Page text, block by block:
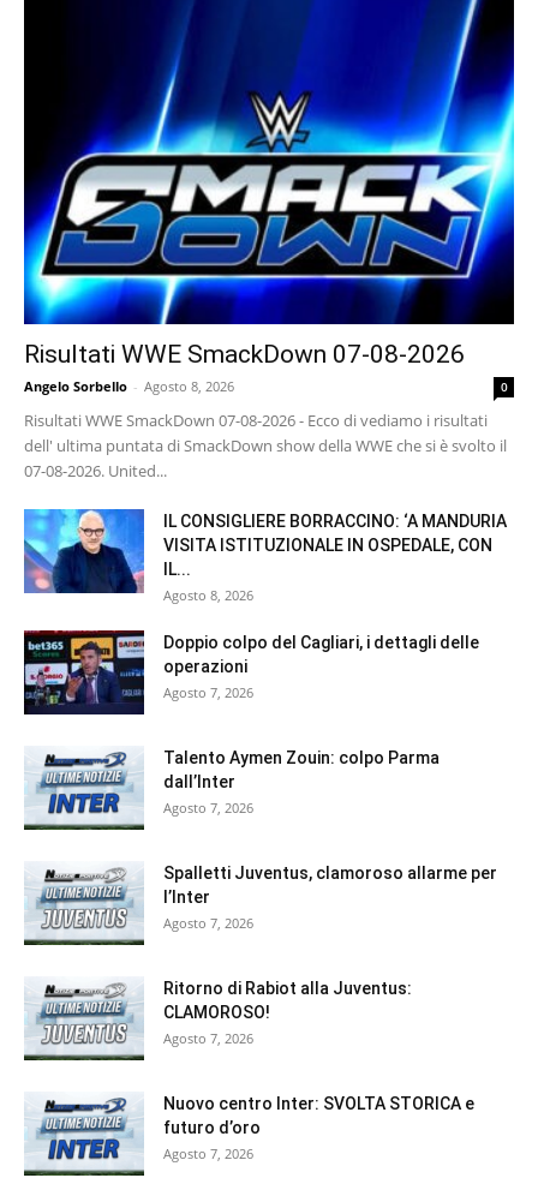
Risultati WWE SmackDown 07-08-2026
Angelo Sorbello - Agosto 8, 2026 0
Risultati WWE SmackDown 07-08-2026 - Ecco di vediamo i risultati
dell' ultima puntata di SmackDown show della WWE che si è svolto il
07-08-2026. United...
IL CONSIGLIERE BORRACCINO: ‘A MANDURIA
VISITA ISTITUZIONALE IN OSPEDALE, CON
IL...
Agosto 8, 2026
Doppio colpo del Cagliari, i dettagli delle
operazioni
Agosto 7, 2026
Talento Aymen Zouin: colpo Parma
dall’Inter
Agosto 7, 2026
Spalletti Juventus, clamoroso allarme per
l’Inter
Agosto 7, 2026
Ritorno di Rabiot alla Juventus:
CLAMOROSO!
Agosto 7, 2026
Nuovo centro Inter: SVOLTA STORICA e
futuro d’oro
Agosto 7, 2026